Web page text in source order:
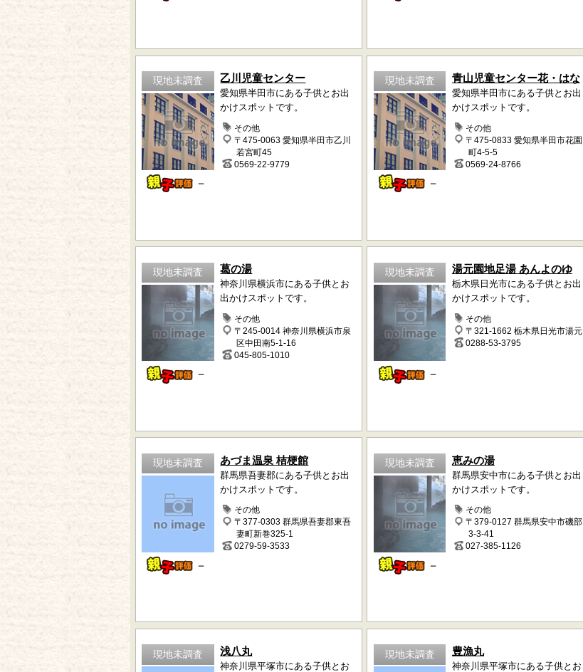
現地未調査
－
乙川児童センター
愛知県半田市にある子供とお出
かけスポットです。
その他
〒475-0063 愛知県半田市乙川
若宮町45
0569-22-9779
現地未調査
－
青山児童センター花・はな
愛知県半田市にある子供とお出
かけスポットです。
その他
〒475-0833 愛知県半田市花園
町4-5-5
0569-24-8766
現地未調査
－
葛の湯
神奈川県横浜市にある子供とお
出かけスポットです。
その他
〒245-0014 神奈川県横浜市泉
区中田南5-1-16
045-805-1010
現地未調査
－
湯元園地足湯 あんよのゆ
栃木県日光市にある子供とお出
かけスポットです。
その他
〒321-1662 栃木県日光市湯元
0288-53-3795
現地未調査
－
あづま温泉 桔梗館
群馬県吾妻郡にある子供とお出
かけスポットです。
その他
〒377-0303 群馬県吾妻郡東吾
妻町新巻325-1
0279-59-3533
現地未調査
－
恵みの湯
群馬県安中市にある子供とお出
かけスポットです。
その他
〒379-0127 群馬県安中市磯部
3-3-41
027-385-1126
現地未調査 浅八丸
神奈川県平塚市にある子供とお
現地未調査 豊漁丸
神奈川県平塚市にある子供とお